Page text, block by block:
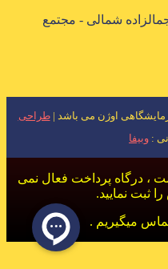
شمالی - مجتمع
اوژن می باشد |طراحی
: وبیفا
، درگاه پرداخت فعال نمی
ثبت نمایید.
میگیریم .